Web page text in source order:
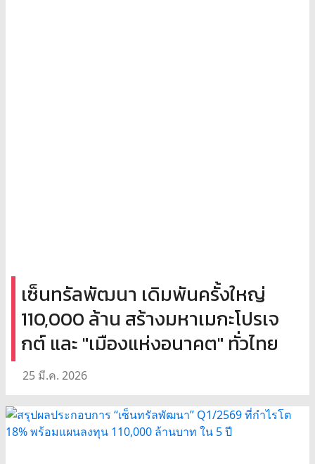
เซ็นทรัลพัฒนา เดิมพันครั้งใหญ่
110,000 ล้าน สร้างมหาเมกะโปรเจ
กต์ และ "เมืองแห่งอนาคต" ทั่วไทย
25 มี.ค. 2026